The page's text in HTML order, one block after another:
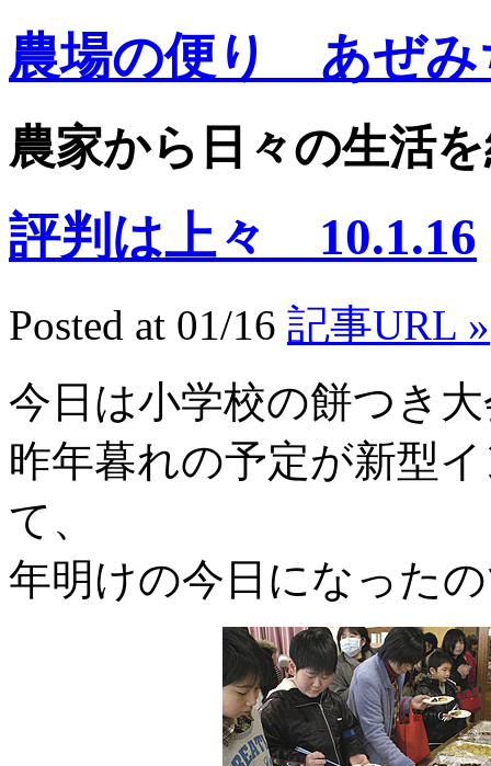
農場の便り あぜみ
農家から日々の生活
評判は上々 10.1.16
Posted at 01/16 記事URL »
今日は小学校の餅つき
昨年暮れの予定が新型
て、
年明けの今日になった